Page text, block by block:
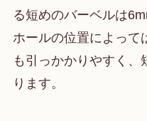
る短めのバーベルは
ホールの位置によって
も引っかかりやすく
ります。